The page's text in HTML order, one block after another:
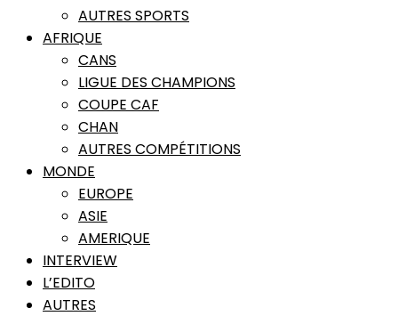
AUTRES SPORTS
AFRIQUE
CANS
LIGUE DES CHAMPIONS
COUPE CAF
CHAN
AUTRES COMPÉTITIONS
MONDE
EUROPE
ASIE
AMERIQUE
INTERVIEW
L’EDITO
AUTRES